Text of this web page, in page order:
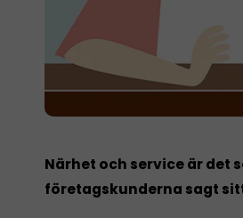
Närhet och service är det
företagskunderna sagt